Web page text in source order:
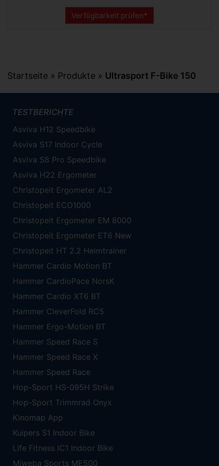
Verfügbarkeit prüfen*
Startseite » Produkte » Ultrasport F-Bike 150
TESTBERICHTE
Asviva H12 Speedbike
Asviva S17 Indoor Cycle
Asviva S8 Pro Speedbike
Asviva H22 Ergometer
Christopeit Ergometer AL2
Christopeit ECO1000
Christopeit Ergometer EM 8000
Christopeit Ergometer ET6 New
Christopeit HT 2.2 Heimtrainer
Hammer Cardio Motion BT
Hammer CardioPace NorsK
Hammer Cardio XT6 BT
Hammer CleverFold RC5
Hammer Ergo-Motion BT
Hammer Speed Race S
Hammer Speed Race X
Hammer Speed Race
Hop-Sport HS-095H Strike
Hop-Sport Trimmrad Onyx
Kinomap App
Kuipers S1 Indoor Bike
Life Fitness IC1 Indoor Bike
Miweba Sports ME500